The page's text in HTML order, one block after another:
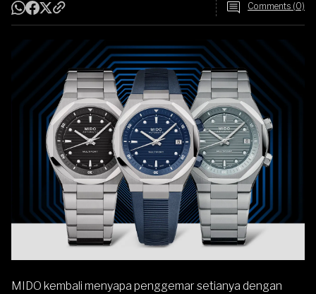
Comments (0)
MIDO kembali menyapa penggemar setianya dengan